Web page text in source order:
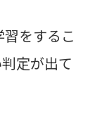
をするこ
定が出て